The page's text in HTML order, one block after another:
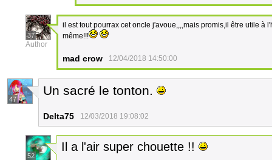
37
Author
il est tout pourrax cet oncle j'avoue,,,,mais promis,il être utile à
même!!!
mad crow 12/04/2018 14:50:00
47
Un sacré le tonton.
Delta75 12/03/2018 19:08:02
52
Il a l'air super chouette !!